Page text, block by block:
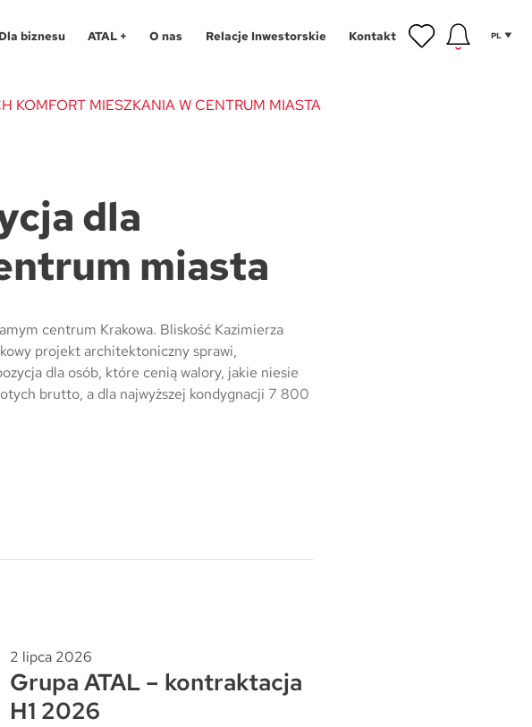
/ Reda
Dla biznesu
Lokale usługowe
Łódź
Szczecin
Trójmiasto
Warszawa
Biura
ATAL +
Program Wykończeń
Finansowanie
Technologie
Blog
O nas Relacje Inwestorskie Kontakt PL
KOMFORT MIESZKANIA W CENTRUM MIASTA
dla
miasta
centrum Krakowa. Bliskość Kazimierza
projekt architektoniczny sprawi,
dla osób, które cenią walory, jakie niesie
brutto, a dla najwyższej kondygnacji 7 800
2 lipca 2026
Grupa ATAL – kontraktacja
H1 2026